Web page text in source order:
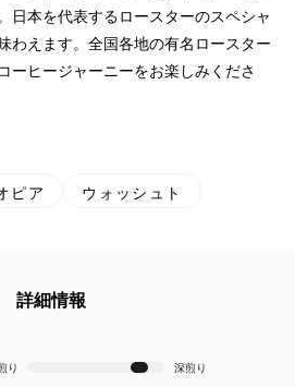
日本を代表するロースターのスペシャ
わえます。全国各地の有名ロースター
ーヒージャーニーをお楽しみくださ
ピア ウォッシュト
詳細情報
り 深煎り